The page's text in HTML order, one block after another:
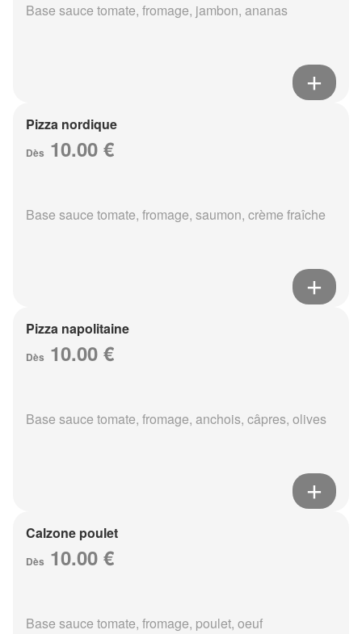
Base sauce tomate, fromage, jambon, ananas
Pizza nordique
Dès 10.00 €
Base sauce tomate, fromage, saumon, crème fraîche
Pizza napolitaine
Dès 10.00 €
Base sauce tomate, fromage, anchois, câpres, olives
Calzone poulet
Dès 10.00 €
Base sauce tomate, fromage, poulet, oeuf